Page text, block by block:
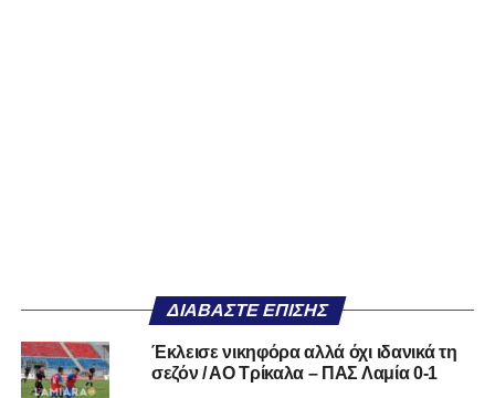
ΔΙΑΒΆΣΤΕ ΕΠΊΣΗΣ
Έκλεισε νικηφόρα αλλά όχι ιδανικά τη
σεζόν / ΑΟ Τρίκαλα – ΠΑΣ Λαμία 0-1